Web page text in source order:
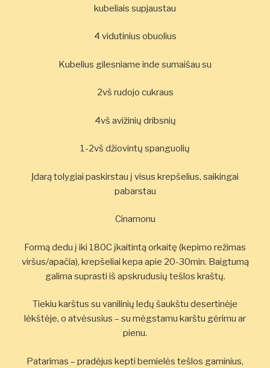
kubeliais supjaustau
4 vidutinius obuolius
Kubelius gilesniame inde sumaišau su
2vš rudojo cukraus
4vš avižinių dribsnių
1-2vš džiovintų spanguolių
Įdarą tolygiai paskirstau į visus krepšelius, saikingai
pabarstau
Cinamonu
Formą dedu į iki 180C įkaitintą orkaitę (kepimo režimas
viršus/apačia), krepšeliai kepa apie 20-30min. Baigtumą
galima suprasti iš apskrudusių tešlos kraštų.
Tiekiu karštus su vanilinių ledų šaukštu desertinėje
lėkštėje, o atvėsusius – su mėgstamu karštu gėrimu ar
pienu.
Patarimas – pradėjus kepti bemielės tešlos gaminius,